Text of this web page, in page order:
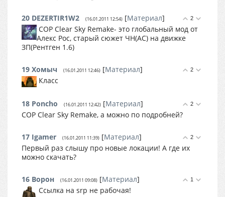
2
20 DEZERTIR1W2 (16.01.2011 12:54) [Материал]
COP Clear Sky Remake- это глобальный мод от
Алекс Рос, старый сюжет ЧН(АС) на движке
ЗП(Рентген 1.6)
2
19 Хомыч (16.01.2011 12:46) [Материал]
Класс
2
18 Poncho (16.01.2011 12:42) [Материал]
COP Clear Sky Remake, а можно по подробней?
2
17 Igamer (16.01.2011 11:39) [Материал]
Первый раз слышу про новые локации! А где их
можно скачать?
1
16 Ворон (16.01.2011 09:08) [Материал]
Ссылка на srp не рабочая!